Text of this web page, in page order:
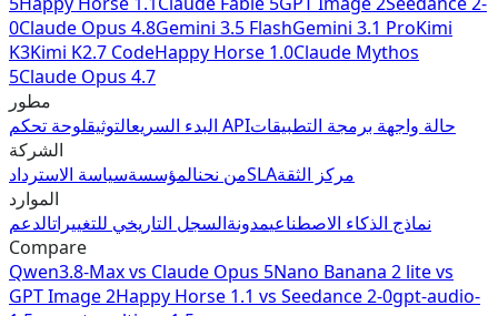
0Claude Opus 4.8Gemini 3.5 FlashGemini 3.1 ProKimi
K3Kimi K2.7 CodeHappy Horse 1.0Claude Mythos
5Claude Opus 4.7
مطور
البدء السريعالتوثيق لوحة تحكم APIحالة واجهة برمجة التطبيقات
الشركة
من نحنالمؤسسةسياسة الاسترداد SLAمركز الثقة
الموارد
نماذج الذكاء الاصطناعيمدونةالسجل التاريخي للتغييراتالدعم
Compare
Qwen3.8-Maxvs Claude Opus 5Nano Banana 2 litevs
GPT Image 2Happy Horse 1.1 vs Seedance 2-0gpt-audio-